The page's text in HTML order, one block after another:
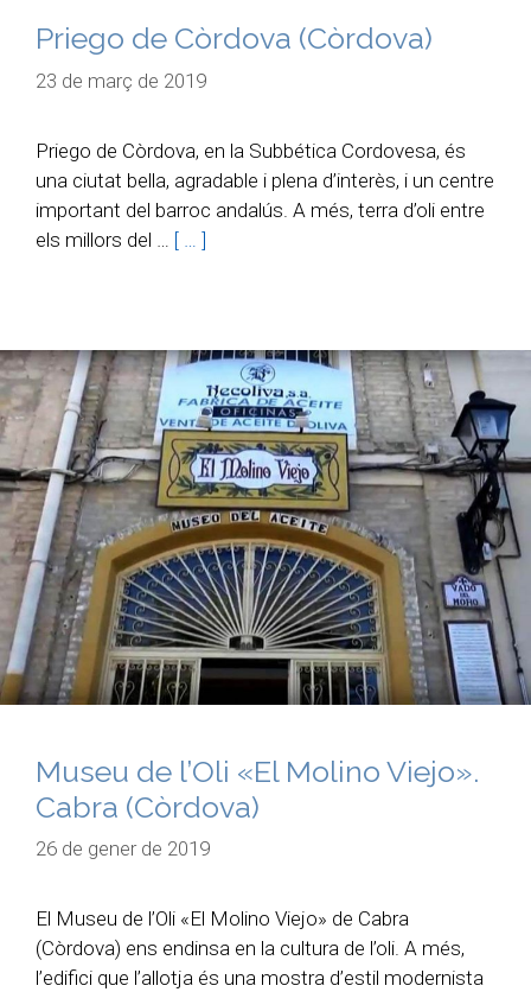
Priego de Còrdova (Còrdova)
23 de març de 2019
Priego de Còrdova, en la Subbética Cordovesa, és
una ciutat bella, agradable i plena d’interès, i un centre
important del barroc andalús. A més, terra d’oli entre
els millors del … [ … ]
Museu de l’Oli «El Molino Viejo».
Cabra (Còrdova)
26 de gener de 2019
El Museu de l’Oli «El Molino Viejo» de Cabra
(Còrdova) ens endinsa en la cultura de l’oli. A més,
l’edifici que l’allotja és una mostra d’estil modernista